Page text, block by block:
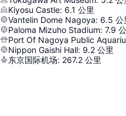
Kiyosu Castle: 6.1 公里
Vantelin Dome Nagoya: 6.5 公
Paloma Mizuho Stadium: 7.9
Port Of Nagoya Public
Nippon Gaishi Hall: 9.2 公里
东京国际机场: 267.2 公里